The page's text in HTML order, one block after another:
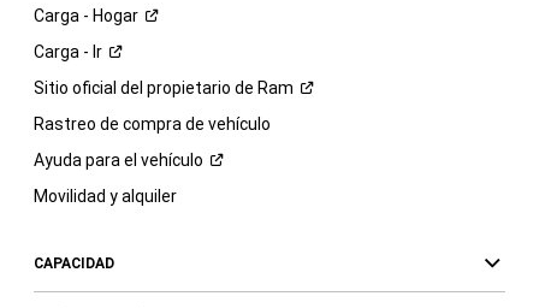
Carga - Hogar
Carga - Ir
Sitio oficial del propietario de Ram
Rastreo de compra de vehículo
Ayuda para el vehículo
Movilidad y alquiler
CAPACIDAD